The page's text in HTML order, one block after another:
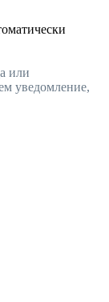
или
уведомление,